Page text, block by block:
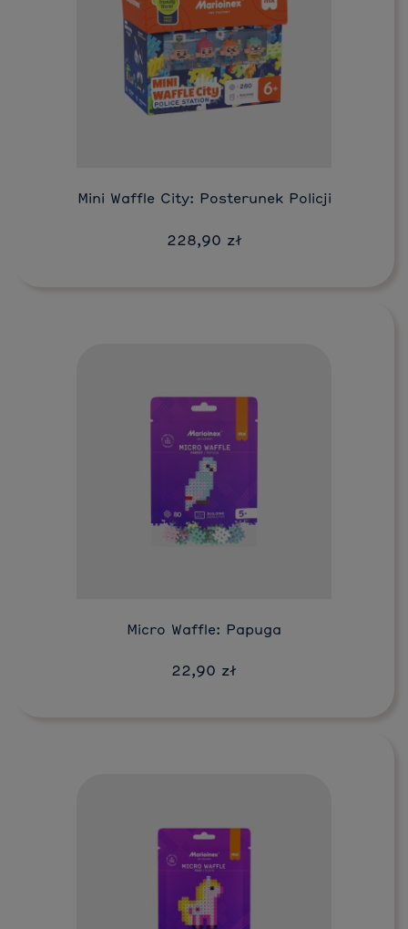
Mini Waffle City: Posterunek Policji
228,90 zł
Do koszyka
Micro Waffle: Papuga
22,90 zł
Do koszyka